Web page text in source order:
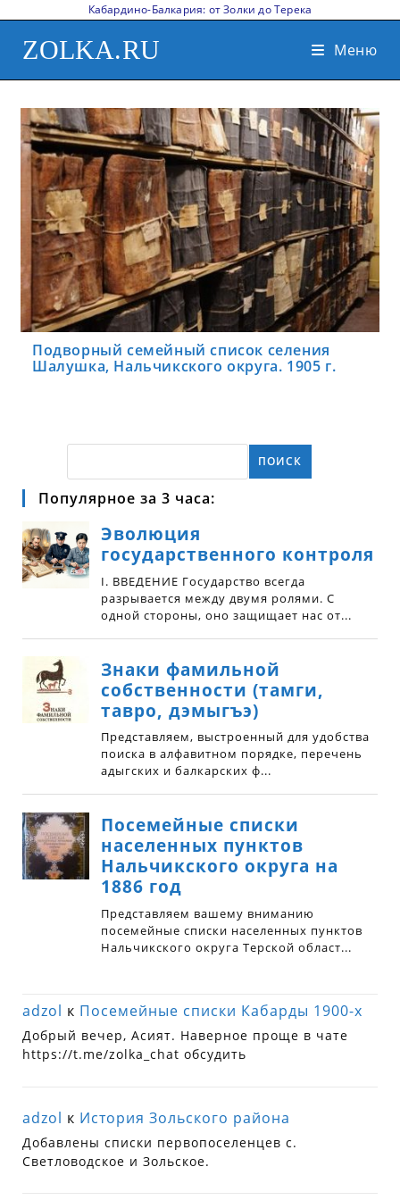
Кабардино-Балкария: от Золки до Терека
ZOLKA.RU Меню
Подворный семейный список селения
Шалушка, Нальчикского округа. 1905 г.
ПОИСК
Популярное за 3 часа:
adzol к Посемейные списки Кабарды 1900-х
Добрый вечер, Асият. Наверное проще в чате
https://t.me/zolka_chat обсудить
adzol к История Зольского района
Добавлены списки первопоселенцев с.
Светловодское и Зольское.